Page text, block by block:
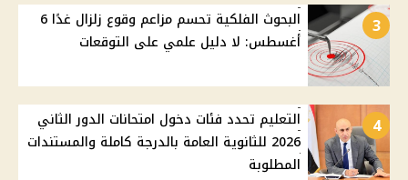
3
البحوث الفلكية تحسم مزاعم وقوع زلزال غدًا 6
أغسطس: لا دليل علمي على التوقعات
4
التعليم تحدد فئات دخول امتحانات الدور الثاني
2026 للثانوية العامة بالدرجة كاملة والمستندات
المطلوبة